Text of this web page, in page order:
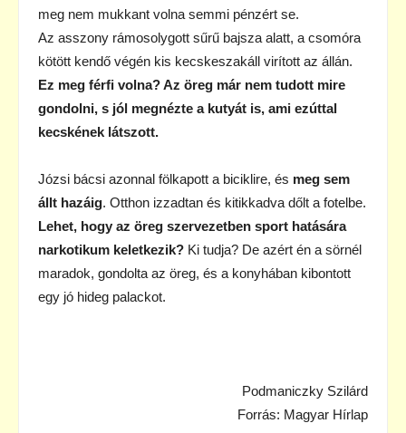
meg nem mukkant volna semmi pénzért se.
Az asszony rámosolygott sűrű bajsza alatt, a csomóra
kötött kendő végén kis kecskeszakáll virított az állán.
Ez meg férfi volna? Az öreg már nem tudott mire
gondolni, s jól megnézte a kutyát is, ami ezúttal
kecskének látszott.
Józsi bácsi azonnal fölkapott a biciklire, és meg sem
állt hazáig. Otthon izzadtan és kitikkadva dőlt a fotelbe.
Lehet, hogy az öreg szervezetben sport hatására
narkotikum keletkezik? Ki tudja? De azért én a sörnél
maradok, gondolta az öreg, és a konyhában kibontott
egy jó hideg palackot.
Podmaniczky Szilárd
Forrás: Magyar Hírlap